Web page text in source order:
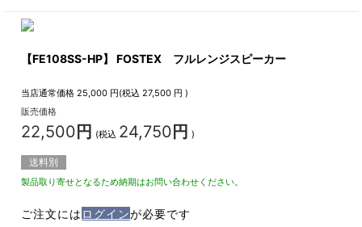
【FE108SS-HP】 FOSTEX フルレンジスピーカー
当店通常価格 25,000 円(税込27,500 円 )
販売価格
22,500 円 (税込 24,750 円 )
送料別
製品取り寄せとなるため納期はお問い合わせください。
ご注文には ログインが必要です